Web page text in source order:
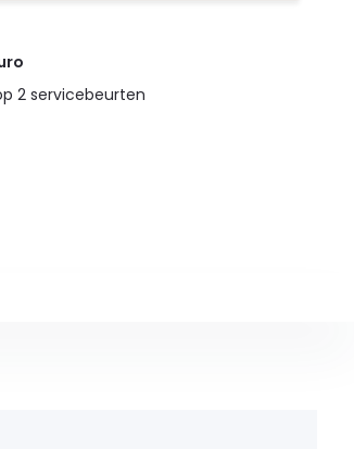
2 servicebeurten